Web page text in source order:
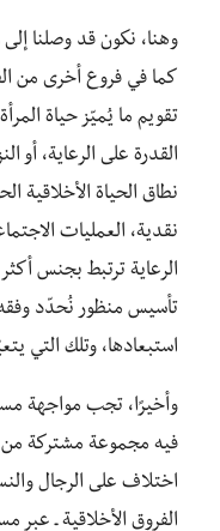
وهنا، نكون قد وصلنا
كما في فروع أخرى من
تقويم ما يُميّز حياة
القدرة على الرعاية،
نطاق الحياة الأخلاقية
نقدية، العمليات
الرعاية ترتبط بجنس
تأسيس منظور نُحدّد وفقه
استبعادها، وتلك التي
وأخيرًا، تجب مواجهة
فيه مجموعة مشتركة من
اختلاف على الرجال
الفروق الأخلاقية ـ